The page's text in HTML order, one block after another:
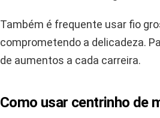
Também é frequente usar fio
comprometendo a delicadeza.
de aumentos a cada carreira.
Como usar centrinho de